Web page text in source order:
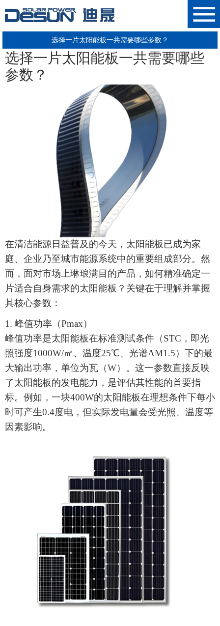
选择一片太阳能板一共需要哪些参数？
选择一片太阳能板一共需要哪些
参数 ？
在清洁能源日益普及的今天， 太阳能板已成为家
庭、企业乃至城市能源系统中的重要组成部分。然
而，面对市场上琳琅满目的产品，如何精准确定一
片适合自身需求的太阳能板 ？关键在于理解并掌握
其核心参数 ：
1. 峰值功率（Pmax）
峰值功率是太阳能板在标准测试条件（STC，即光
照强度1000W/㎡、温度25℃、光谱AM1.5）下的最
大输出功率，单位为瓦（W）。这一参数直接反映
了太阳能板的发电能力，是评估其性能的首要指
标。例如，一块400W的太阳能板在理想条件下每小
时可产生0.4度电，但实际发电量会受光照、温度等
因素影响。